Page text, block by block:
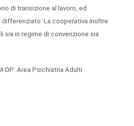
di transizione al lavoro, ed
La cooperativa inoltre
sia in regime di convenzione sia
DP: Area Psichiatria Adulti